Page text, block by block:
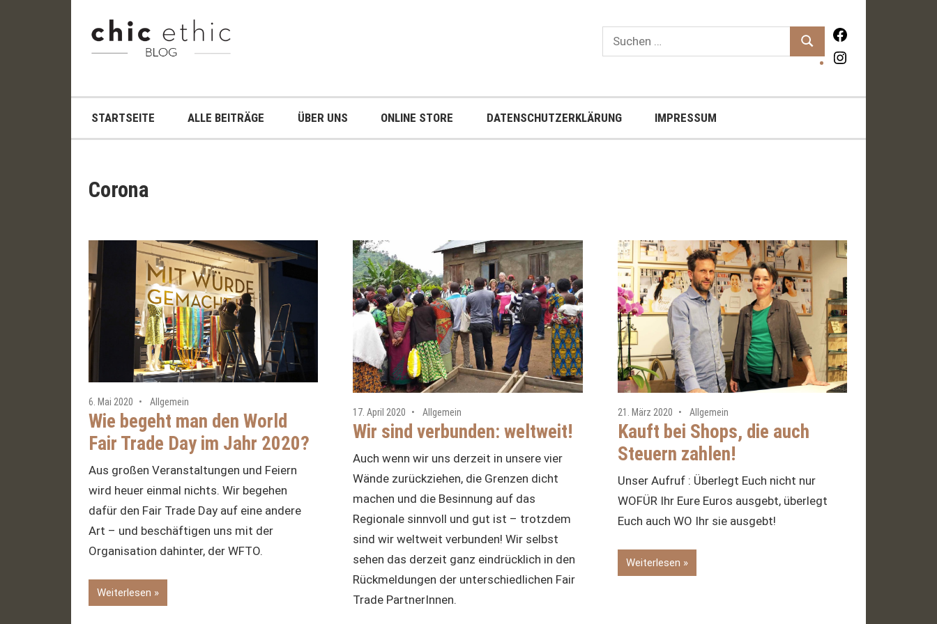
Inhalt
springen
Blog
Fair
Suchen
nach:
Suchen
STARTSEITE ALLE BEITRÄGE ÜBER UNS ONLINE STORE DATENSCHUTZERKLÄRUNG IMPRESSUM
Corona
6. Mai 2020 Allgemein
Wie begeht man den World
Fair Trade Day im Jahr 2020?
Aus großen Veranstaltungen und Feiern
wird heuer einmal nichts. Wir begehen
dafür den Fair Trade Day auf eine andere
Art – und beschäftigen uns mit der
Organisation dahinter, der WFTO.
Weiterlesen
17. April 2020 Allgemein
Wir sind verbunden: weltweit!
Auch wenn wir uns derzeit in unsere vier
Wände zurückziehen, die Grenzen dicht
machen und die Besinnung auf das
Regionale sinnvoll und gut ist – trotzdem
sind wir weltweit verbunden! Wir selbst
sehen das derzeit ganz eindrücklich in den
Rückmeldungen der unterschiedlichen Fair
Trade PartnerInnen.
21. März 2020 Allgemein
Kauft bei Shops, die auch
Steuern zahlen!
Unser Aufruf : Überlegt Euch nicht nur
WOFÜR Ihr Eure Euros ausgebt, überlegt
Euch auch WO Ihr sie ausgebt!
Weiterlesen